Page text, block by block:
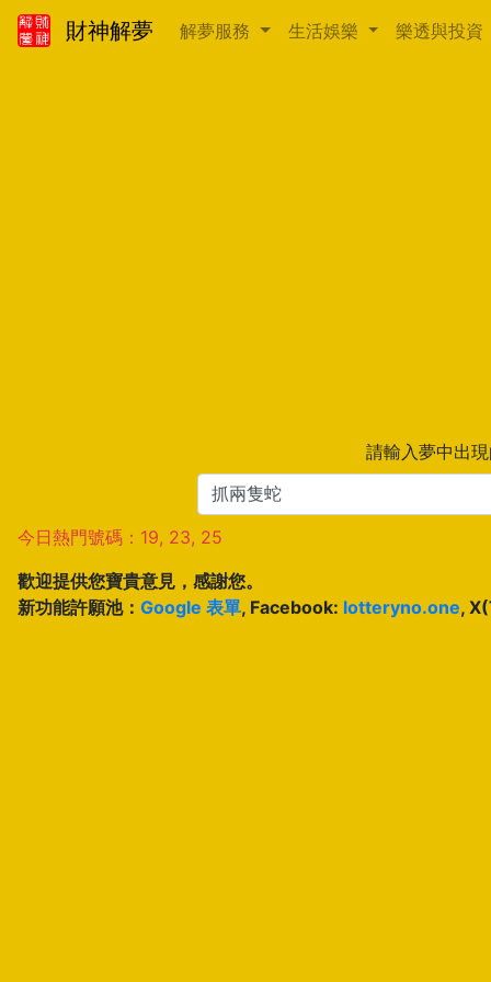
財神解夢 解夢服務 生活娛樂 樂透與投資
請輸入夢中出
今日熱門號碼：19, 23, 25
歡迎提供您寶貴意見，感謝您。
新功能許願池： Google 表單, Facebook: lotteryno.one,